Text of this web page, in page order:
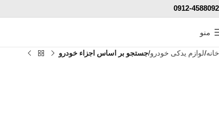
0912-4588092
منو
خانه لوازم یدکی خودرو جستجو بر اساس اجزاء خودرو